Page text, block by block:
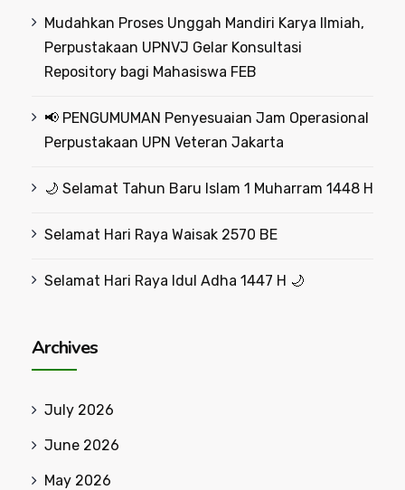
Mudahkan Proses Unggah Mandiri Karya Ilmiah,
Perpustakaan UPNVJ Gelar Konsultasi
Repository bagi Mahasiswa FEB
📢 PENGUMUMAN Penyesuaian Jam Operasional
Perpustakaan UPN Veteran Jakarta
🌙 Selamat Tahun Baru Islam 1 Muharram 1448 H
Selamat Hari Raya Waisak 2570 BE
Selamat Hari Raya Idul Adha 1447 H 🌙
Archives
July 2026
June 2026
May 2026